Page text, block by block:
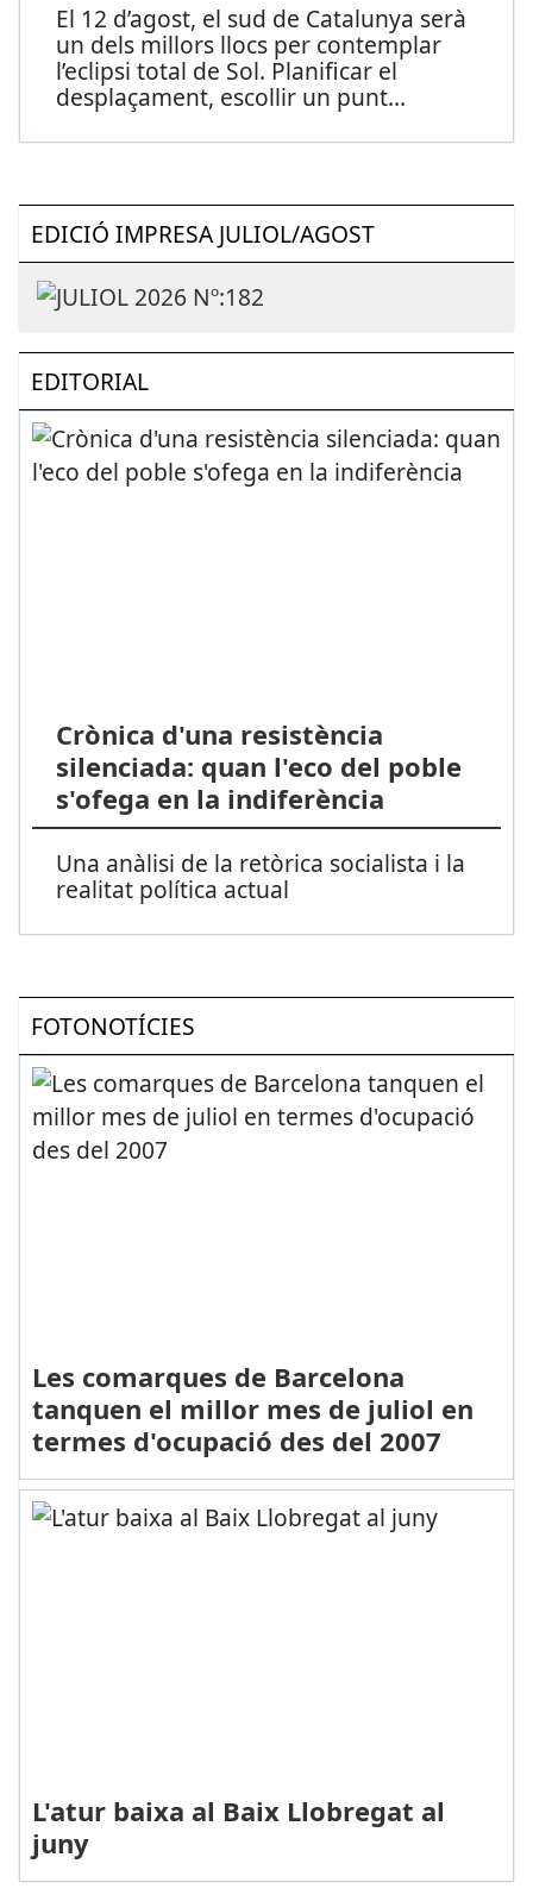
El 12 d’agost, el sud de Catalunya serà
un dels millors llocs per contemplar
l’eclipsi total de Sol. Planificar el
desplaçament, escollir un punt...
EDICIÓ IMPRESA JULIOL/AGOST
EDITORIAL
Crònica d'una resistència
silenciada: quan l'eco del poble
s'ofega en la indiferència
Una anàlisi de la retòrica socialista i la
realitat política actual
FOTONOTÍCIES
Les comarques de Barcelona
tanquen el millor mes de juliol en
termes d'ocupació des del 2007
L'atur baixa al Baix Llobregat al
juny